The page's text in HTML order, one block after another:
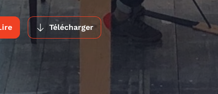
Télécharger